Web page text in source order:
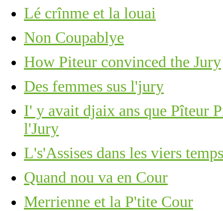
Lé crînme et la louai
Non Coupablye
How Piteur convinced the Jury
Des femmes sus l'jury
I' y avait djaix ans que Pîteur
l'Jury
L's'Assises dans les viers temps
Quand nou va en Cour
Merrienne et la P'tite Cour